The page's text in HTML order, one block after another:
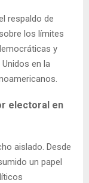
respaldo de
los límites
y
en la
electoral en
aislado. Desde
un papel